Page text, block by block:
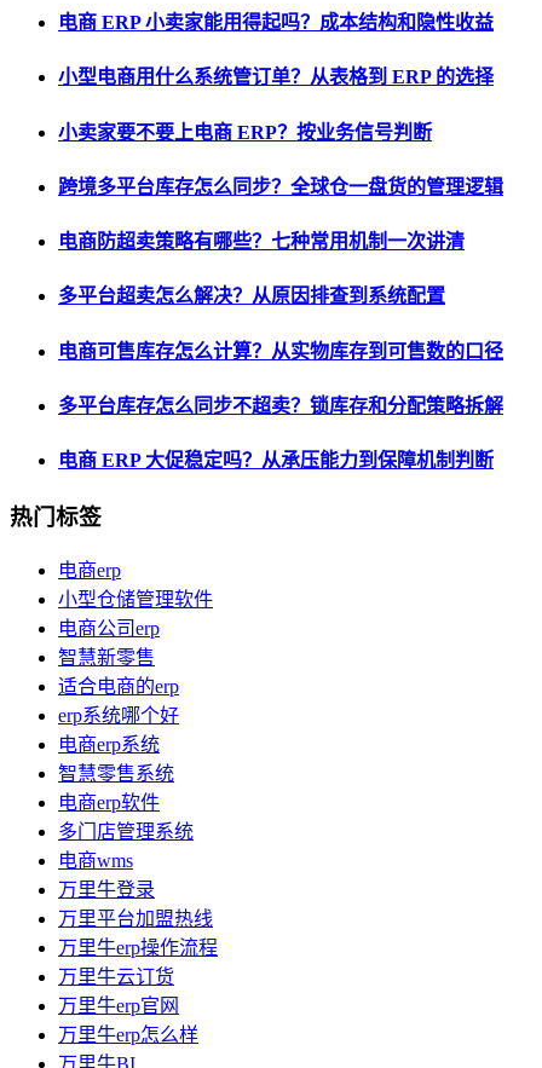
电商 ERP 小卖家能用得起吗？成本结构和隐性收益
小型电商用什么系统管订单？从表格到 ERP 的选择
小卖家要不要上电商 ERP？按业务信号判断
跨境多平台库存怎么同步？全球仓一盘货的管理逻辑
电商防超卖策略有哪些？七种常用机制一次讲清
多平台超卖怎么解决？从原因排查到系统配置
电商可售库存怎么计算？从实物库存到可售数的口径
多平台库存怎么同步不超卖？锁库存和分配策略拆解
电商 ERP 大促稳定吗？从承压能力到保障机制判断
热门标签
电商erp
小型仓储管理软件
电商公司erp
智慧新零售
适合电商的erp
erp系统哪个好
电商erp系统
智慧零售系统
电商erp软件
多门店管理系统
电商wms
万里牛登录
万里平台加盟热线
万里牛erp操作流程
万里牛云订货
万里牛erp官网
万里牛erp怎么样